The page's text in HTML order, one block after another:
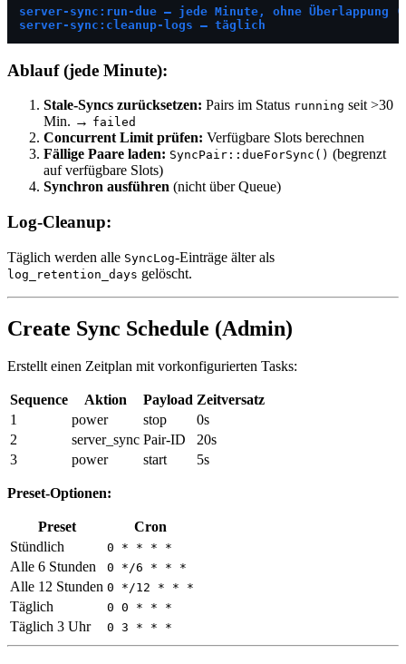
server-sync:run-due — jede Minute, ohne Überlappung
server-sync:cleanup-logs — täglich
Ablauf (jede Minute):
Stale-Syncs zurücksetzen: Pairs im Status running seit >30
Min. → failed
Concurrent Limit prüfen: Verfügbare Slots berechnen
Fällige Paare laden: SyncPair::dueForSync() (begrenzt
auf verfügbare Slots)
Synchron ausführen (nicht über Queue)
Log-Cleanup:
Täglich werden alle SyncLog-Einträge älter als
log_retention_days gelöscht.
Create Sync Schedule (Admin)
Erstellt einen Zeitplan mit vorkonfigurierten Tasks:
Sequence Aktion Payload Zeitversatz
1
power stop
0s
2
server_sync Pair-ID
20s
3
power start 5s
Preset-Optionen:
Preset
Cron
Stündlich
0 * * * *
Alle 6 Stunden 0 */6 * * *
Alle 12 Stunden 0 */12 * * *
Täglich 0 0 * * *
Täglich 3 Uhr 0 3 * * *